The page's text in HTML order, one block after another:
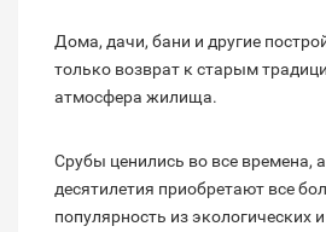
Дома, дачи, бани и другие
только возврат к старым
атмосфера жилища.
Срубы ценились во все времена,
десятилетия приобретают все
популярность из экологических